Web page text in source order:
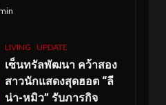
LIVING UPDATE
เซ็นทรัลพัฒนา คว้าสอง
สาวนักแสดงสุดฮอต “ลี
น่า-หมิว” รับภารกิจ